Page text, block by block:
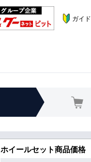
ガイド
ホイールセット商品価格